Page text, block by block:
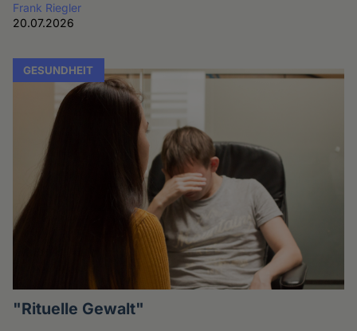
Frank Riegler
20.07.2026
GESUNDHEIT
"Rituelle Gewalt"